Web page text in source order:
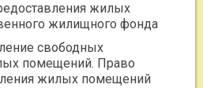
жилых
жилищного фонда
свободных
помещений. Право
жилых помещений